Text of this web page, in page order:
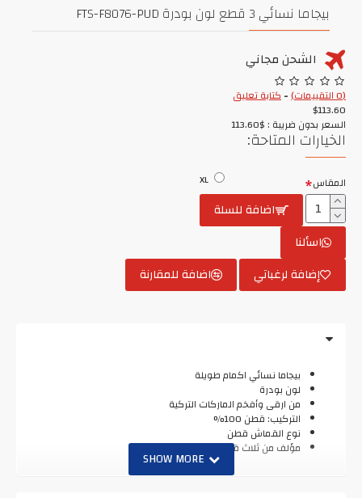
بيجاما نسائي 3 قطع لون بودرة FTS-F8076-PUD
الشحن مجاني
(0 التقييمات) -كتابة تعليق
$113.60
السعر بدون ضريبة : $113.60
الخيارات المتاحة:
المقاس XL
اضافة للسلة
اسألنا
إضافة لرغباتي
اضافة للمقارنة
بيجاما نسائي اكمام طويلة
لون بودرة
من ارقى وأفخم الماركات التركية
التركيب: قطن 100%
نوع القماش قطن
مؤلف من ثلاث قطع